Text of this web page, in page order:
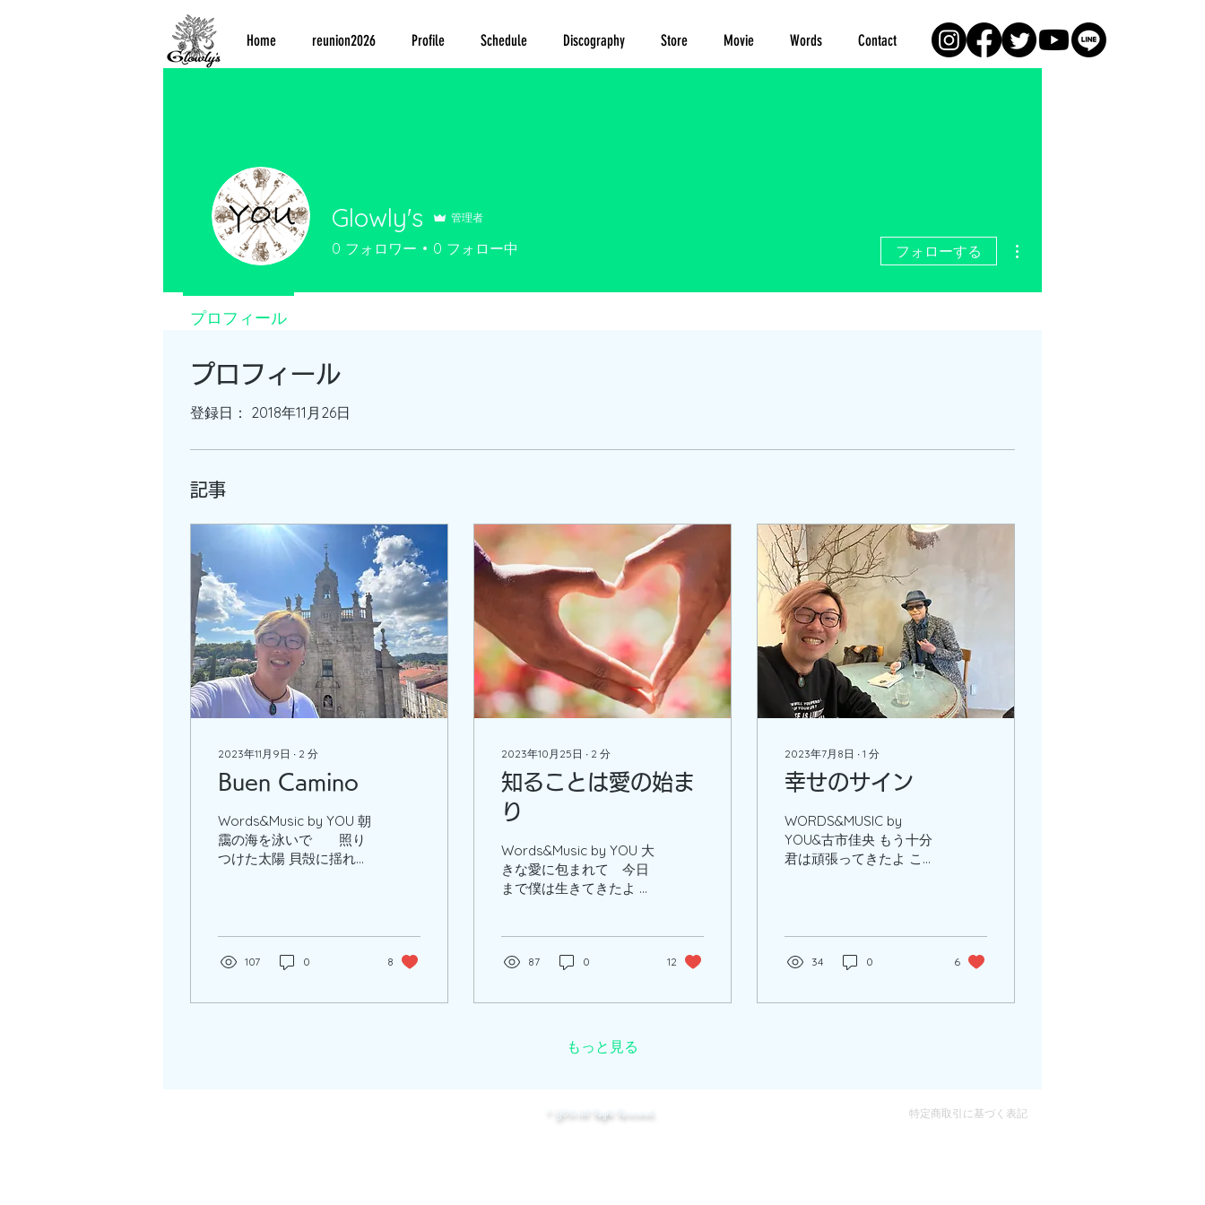
Home reunion2026 Profile Schedule Discography Store Movie Words Contact
プロフィール
登録日： 2018年11月26日
記事
2023年11月9日 ∙ 2 分
Buen Camino
Words&Music by YOU 朝
靄の海を泳いで 照り
つけた太陽 貝殻に揺れる
ま ただそれぞれの大切な
ものを 抱きしめて歩む毎
日 盲目の神父が 差し伸
と 太陽の温もり...
107 0 8
2023年10月25日 ∙ 2 分
知ることは愛の始ま
り
Words&Music by YOU 大
きな愛に包まれて 今日
まで僕は生きてきたよ 大
映った自分が大嫌いだっ
ったその一枚は この世の
87 0 12
2023年7月8日 ∙ 1 分
幸せのサイン
WORDS&MUSIC by
YOU&古市佳央 もう十分
君は頑張ってきたよ ここ
でしょう 何のために生き
ているの？誰のために生
きてきたの？ 自分の心に
笑った日々が揺れてる...
34 0 6
もっと見る
Glowly's 管理者
0 フォロワー 0 フォロー中 フォローする
プロフィール
© YOU All Right Reserved. 特定商取引に基づく表記